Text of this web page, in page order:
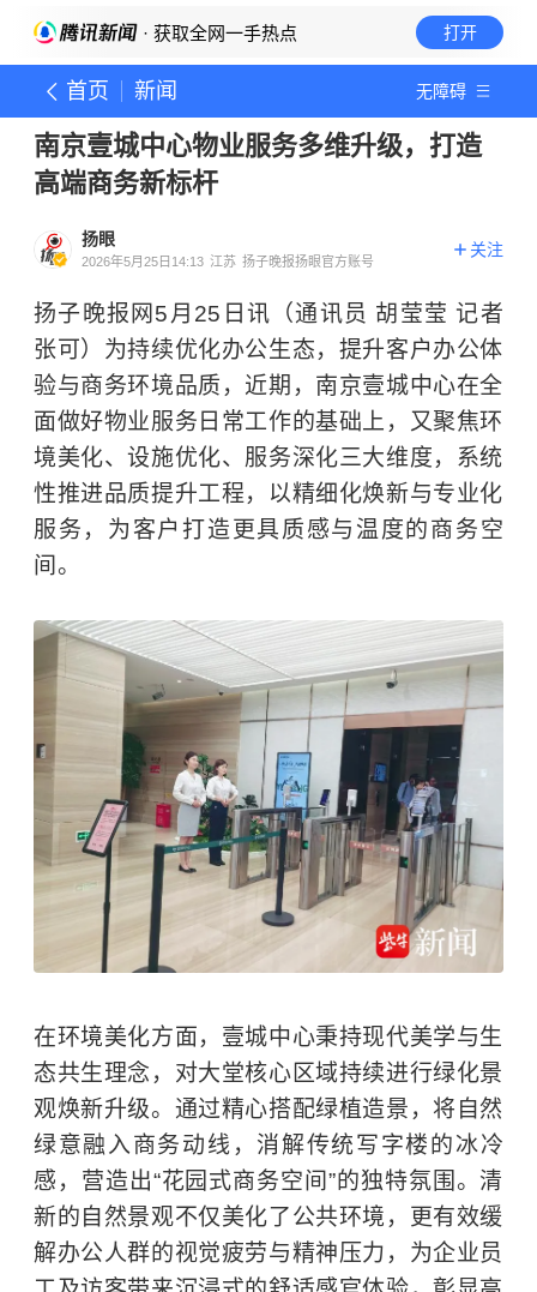
· 获取全网一手热点 打开
首页 新闻 无障碍
南京壹城中心物业服务多维升级，打造
高端商务新标杆
扬眼
2026年5月25日14:13 江苏 扬子晚报扬眼官方账号
关注
扬子晚报网5月25日讯（通讯员 胡莹莹 记者
张可）为持续优化办公生态，提升客户办公体
验与商务环境品质，近期，南京壹城中心在全
面做好物业服务日常工作的基础上，又聚焦环
境美化、设施优化、服务深化三大维度，系统
性推进品质提升工程，以精细化焕新与专业化
服务，为客户打造更具质感与温度的商务空
间。
在环境美化方面，壹城中心秉持现代美学与生
态共生理念，对大堂核心区域持续进行绿化景
观焕新升级。通过精心搭配绿植造景，将自然
绿意融入商务动线，消解传统写字楼的冰冷
感，营造出“花园式商务空间”的独特氛围。清
新的自然景观不仅美化了公共环境，更有效缓
解办公人群的视觉疲劳与精神压力，为企业员